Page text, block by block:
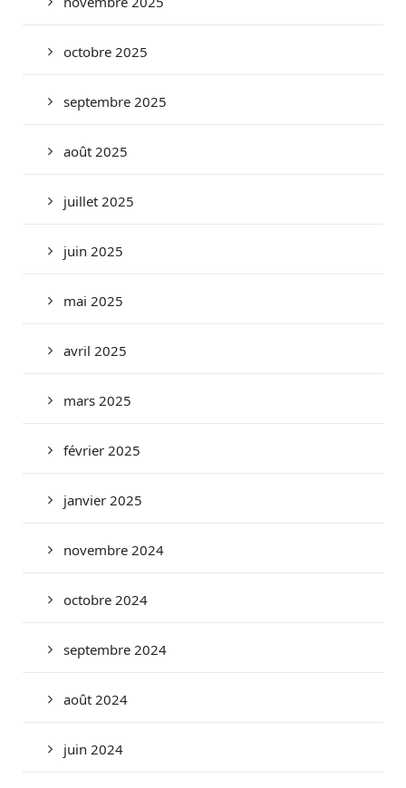
octobre 2025
septembre 2025
août 2025
juillet 2025
juin 2025
mai 2025
avril 2025
mars 2025
février 2025
janvier 2025
novembre 2024
octobre 2024
septembre 2024
août 2024
juin 2024